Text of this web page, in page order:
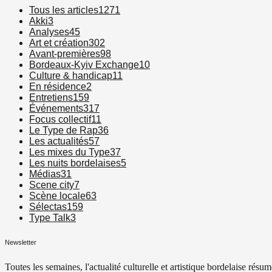
Tous les articles1271
Akki3
Analyses45
Art et création302
Avant-premières98
Bordeaux-Kyiv Exchange10
Culture & handicap11
En résidence2
Entretiens159
Événements317
Focus collectif11
Le Type de Rap36
Les actualités57
Les mixes du Type37
Les nuits bordelaises5
Médias31
Scene city7
Scène locale63
Sélectas159
Type Talk3
Newsletter
Toutes les semaines, l'actualité culturelle et artistique bordelaise